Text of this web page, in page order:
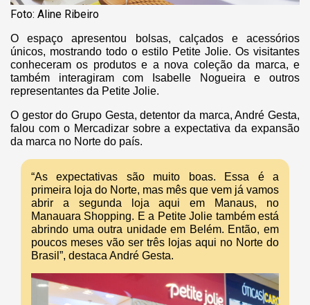
Foto: Aline Ribeiro
O espaço apresentou bolsas, calçados e acessórios
únicos, mostrando todo o estilo Petite Jolie. Os visitantes
conheceram os produtos e a nova coleção da marca, e
também interagiram com Isabelle Nogueira e outros
representantes da Petite Jolie.
O gestor do Grupo Gesta, detentor da marca, André Gesta,
falou com o Mercadizar sobre a expectativa da expansão
da marca no Norte do país.
“As expectativas são muito boas. Essa é a
primeira loja do Norte, mas mês que vem já vamos
abrir a segunda loja aqui em Manaus, no
Manauara Shopping. E a Petite Jolie também está
abrindo uma outra unidade em Belém. Então, em
poucos meses vão ser três lojas aqui no Norte do
Brasil”, destaca André Gesta.